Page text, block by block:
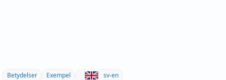
Betydelser Exempel sv-en